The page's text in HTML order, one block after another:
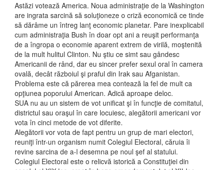
Astăzi votează America. Noua administraţie de la Washington
are ingrata sarcină să soluţioneze o criză economică ce tinde
să dărâme un întreg lanţ economic planetar. Pare inexplicabil
cum administraţia Bush în doar opt ani a reuşit performanţa
de a îngropa o economie aparent extrem de virilă, moştenită
de la mult hulitul Clinton. Nu ştiu ce simt sau gândesc
Americanii de rând, dar eu sincer prefer sexul oral în camera
ovală, decât războiul şi praful din Irak sau Afganistan.
Problema este că părerea mea contează la fel de mult ca
opţiunea poporului American. Adică aproape deloc.
SUA nu au un sistem de vot unificat şi în funcţie de comitatul,
districtul sau oraşul în care locuiesc, alegătorii americani vor
vota în cinci metode de vot diferite.
Alegătorii vor vota de fapt pentru un grup de mari electori,
reuniţi într-un organism numit Colegiul Electoral, căruia îi
revine sarcina de a-l desemna pe noul şef al statului.
Colegiul Electoral este o relicvă istorică a Constituţiei din